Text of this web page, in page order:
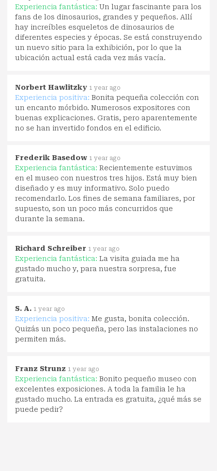
Experiencia fantástica: Un lugar fascinante para los
fans de los dinosaurios, grandes y pequeños. Allí
hay increíbles esqueletos de dinosaurios de
diferentes especies y épocas. Se está construyendo
un nuevo sitio para la exhibición, por lo que la
ubicación actual está cada vez más vacía.
Norbert Hawlitzky 1 year ago
Experiencia positiva: Bonita pequeña colección con
un encanto mórbido. Numerosos expositores con
buenas explicaciones. Gratis, pero aparentemente
no se han invertido fondos en el edificio.
Frederik Basedow 1 year ago
Experiencia fantástica: Recientemente estuvimos
en el museo con nuestros tres hijos. Está muy bien
diseñado y es muy informativo. Solo puedo
recomendarlo. Los fines de semana familiares, por
supuesto, son un poco más concurridos que
durante la semana.
Richard Schreiber 1 year ago
Experiencia fantástica: La visita guiada me ha
gustado mucho y, para nuestra sorpresa, fue
gratuita.
S. A. 1 year ago
Experiencia positiva: Me gusta, bonita colección.
Quizás un poco pequeña, pero las instalaciones no
permiten más.
Franz Strunz 1 year ago
Experiencia fantástica: Bonito pequeño museo con
excelentes exposiciones. A toda la familia le ha
gustado mucho. La entrada es gratuita, ¿qué más se
puede pedir?